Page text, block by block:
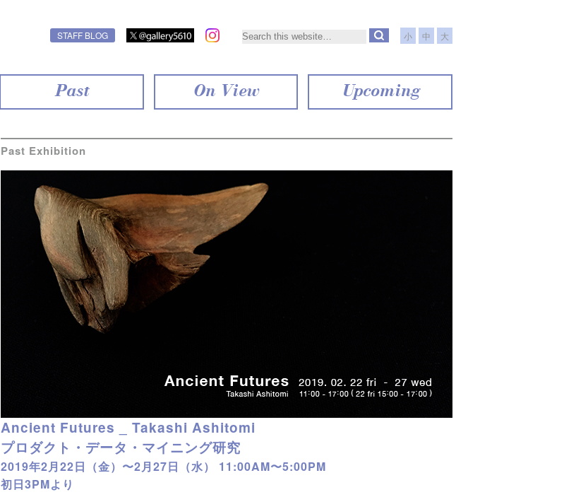
STAFF BLOG 小 中 大
Past On View Upcoming
Past Exhibition
Ancient Futures _ Takashi Ashitomi
プロダクト・データ・マイニング研究
2019年2月22日（金）〜2月27日（水） 11:00AM〜5:00PM
初日3PMより